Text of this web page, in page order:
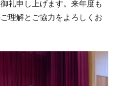
礼申し上げます。来年度も
理解とご協力をよろしくお